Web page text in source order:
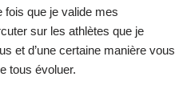
fois que je valide mes
sur les athlètes que je
et d’une certaine manière vous
tous évoluer.